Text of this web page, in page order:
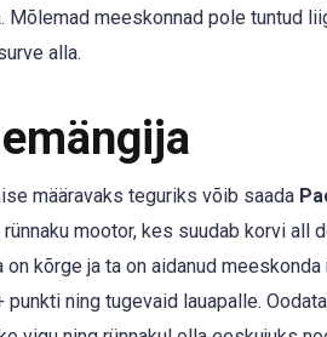
Mõlemad meeskonnad pole tuntud
alla.
määravaks teguriks võib saada
mootor, kes suudab korvi all
on kõrge ja ta on aidanud
punkti ning tugevaid lauapalle.